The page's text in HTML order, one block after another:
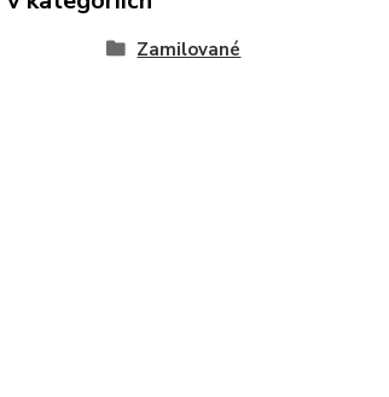
Zamilované